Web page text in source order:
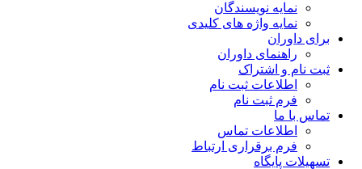
نمایه نویسندگان
نمایه واژه های کلیدی
برای داوران
راهنمای داوران
ثبت نام و اشتراک
اطلاعات ثبت نام
فرم ثبت نام
تماس با ما
اطلاعات تماس
فرم برقراری ارتباط
تسهیلات پایگاه